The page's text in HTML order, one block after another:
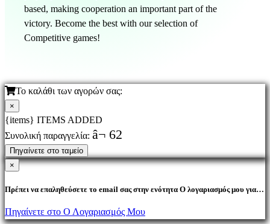
based, making cooperation an important part of the
victory. Become the best with our selection of
Competitive games!
Το καλάθι των αγορών σας:
×
{items} ITEMS ADDED
Συνολική παραγγελία: â¬ 62
Πηγαίνετε στο ταμείο
×
Πρέπει να επαληθεύσετε το email σας στην ενότητα Ο λογαριασμός μου για
Πηγαίνετε στο Ο Λογαριασμός Μου